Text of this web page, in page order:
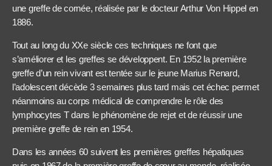
une greffe de cornée, réalisée par le docteur Arthur Von Hippel en
1886.
Tout au long du XXe siècle ces techniques ne font que
s’améliorer et les greffes se développent. En 1952 la première
greffe d’un rein vivant est tentée sur le jeune Marius Renard,
l’adolescent décède 3 semaines plus tard mais cet échec permet
néanmoins au corps médical de comprendre le rôle des
lymphocytes T dans le phénomène de rejet et de réussir une
première greffe de rein en 1954.
Dans les années 60 suivent les premières greffes hépatiques